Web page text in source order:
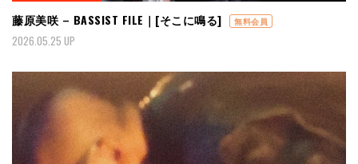
藤原美咲 – BASSIST FILE｜[そこに鳴る]
無料会員
2026.05.25 UP